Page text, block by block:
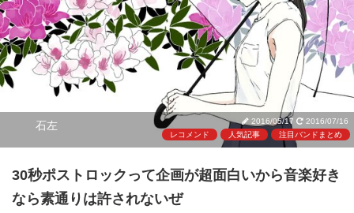
石左 2016/05/17
2016/07/16
レコメンド
人気記事 注目バンドまとめ
30秒ポストロックって企画が超面白いから音楽好き
なら素通りは許されないぜ